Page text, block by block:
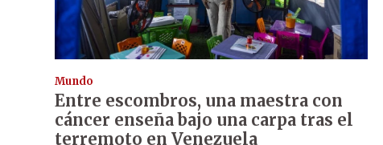
Mundo
Entre escombros, una maestra con
cáncer enseña bajo una carpa tras el
terremoto en Venezuela